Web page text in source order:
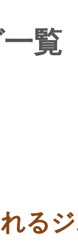
覧
る